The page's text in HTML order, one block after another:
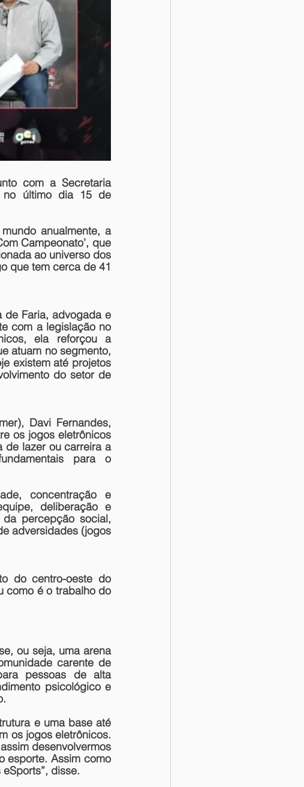
com a Secretaria
no último dia 15 de
anualmente, a
Campeonato’, que
ao universo dos
que tem cerca de 41
de Faria, advogada e
com a legislação no
ela reforçou a
atuam no segmento,
existem até projetos
do setor de
Davi Fernandes,
os jogos eletrônicos
de lazer ou carreira a
para o
concentração e
deliberação e
percepção social,
adversidades (jogos
do centro-oeste do
como é o trabalho do
ou seja, uma arena
carente de
pessoas de alta
psicológico e
e uma base até
os jogos eletrônicos.
desenvolvermos
esporte. Assim como
disse.